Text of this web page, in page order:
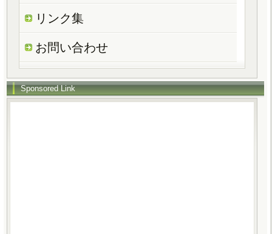
リンク集
お問い合わせ
Sponsored Link